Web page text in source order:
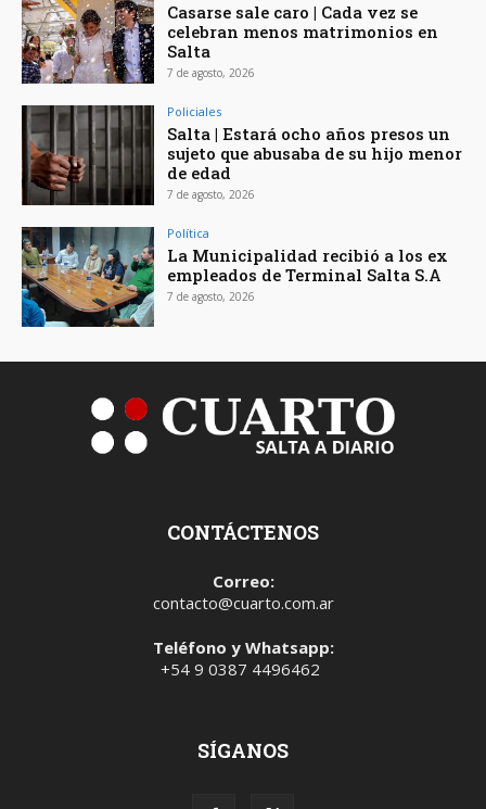
Casarse sale caro | Cada vez se
celebran menos matrimonios en
Salta
7 de agosto, 2026
Policiales
Salta | Estará ocho años presos un
sujeto que abusaba de su hijo menor
de edad
7 de agosto, 2026
Política
La Municipalidad recibió a los ex
empleados de Terminal Salta S.A
7 de agosto, 2026
CONTÁCTENOS
Correo:
contacto@cuarto.com.ar
Teléfono y Whatsapp:
+54 9 0387 4496462
SÍGANOS